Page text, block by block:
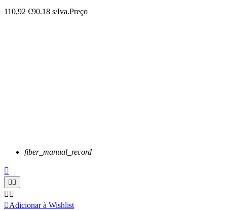
110,92 €90.18 s/Iva.Preço
fiber_manual_record


 
Adicionar à Wishlist